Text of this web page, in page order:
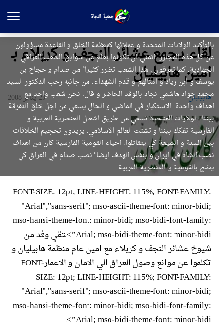
لقاء يجمع عشائر النجف و كربلاء بـ
امين هابيليان
هابیلیان 23 يناير 2008
بالتأكيد الولايات المتحدة و عملائها كمنظمة الخلق و القاعدة مسؤولون
عن كل هذه المجازر. اتمني ان تكونوا بعلم عن سوابق الشعب العراقي
الجهادية. كما تعرفون ، هذا الشعب تضرر كثيرا ً من صدام و حجاج بن
يوسف و ابن زياد و امثالهم و قدم الشهداء. من جانبه رحب الدكتور السيد
محمد جواد هاشمي نجاد بالوفد الحاضر و قال: نحن شعب واحد مع
اهداف واحدة. الاستكبار في الماضي و الحال يسعي من اجل خلق التفرقة
بيننا. الولايات المتحدة تسعي عن طريق اشعال العنصرية العربية و
الفارسية تفكك بيننا و تشتت العالم الاسلامي. يريدون تحجيم الخلافات
بين السنة و الشيعة كي يتقاتلوا. احياء القومية الفارسية كان من اهداف
نصب الشاه في ايران و بنفس الهدف ايضا ً نصب صدام في العراق كي
يضج بالقومية و العنصرية العربية.
FONT-SIZE: 12pt; LINE-HEIGHT: 115%; FONT-FAMILY:
"Arial","sans-serif"; mso-ascii-theme-font: minor-bidi;
mso-hansi-theme-font: minor-bidi; mso-bidi-font-family:
Arial; mso-bidi-theme-font: minor-bidi”>لتقي وفد من
شيوخ عشائر النجف و كربلاء مع امين عام منظمة هابيليان و
تكلموا عن موانع وصول العراق الي الامان و الاعمارFONT-
SIZE: 12pt; LINE-HEIGHT: 115%; FONT-FAMILY:
"Arial","sans-serif"; mso-ascii-theme-font: minor-bidi;
mso-hansi-theme-font: minor-bidi; mso-bidi-font-family:
Arial; mso-bidi-theme-font: minor-bidi”>.